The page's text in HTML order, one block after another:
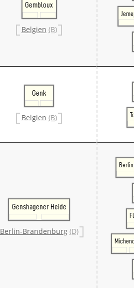
Gembloux
Belgien (B)
Genk
Belgien (B)
Genshagener Heide
Berlin-Brandenburg (D)
Berlin